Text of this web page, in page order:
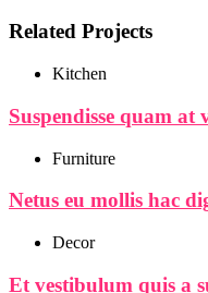
Related Projects
Kitchen
Suspendisse quam at
Furniture
Netus eu mollis hac
Decor
Et vestibulum quis a